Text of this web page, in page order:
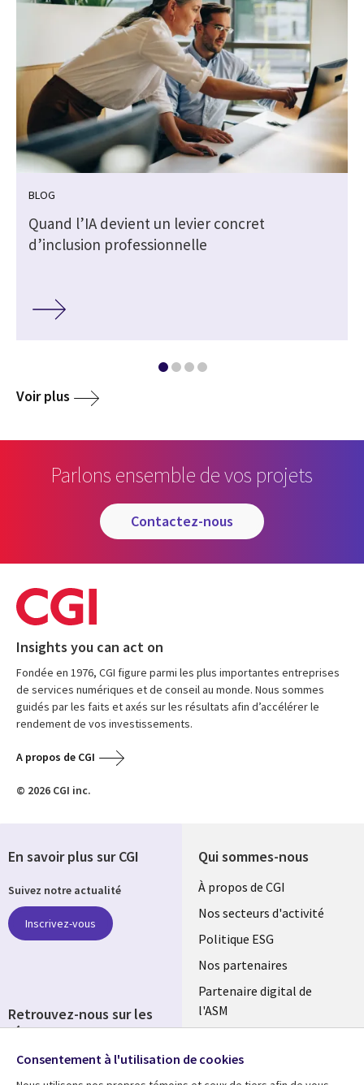
BLOG
Quand l’IA devient un levier concret
d’inclusion professionnelle
Voir plus
Parlons ensemble de vos projets
contactez-nous
Insights you can act on
Fondée en 1976, CGI figure parmi les plus importantes entreprises
de services numériques et de conseil au monde. Nous sommes
guidés par les faits et axés sur les résultats afin d’accélérer le
rendement de vos investissements.
A propos de CGI
© 2026 CGI inc.
Qui sommes-nous
Useful
links
FRANCE
À propos de CGI
Nos secteurs d'activité
Politique ESG
Nos partenaires
Partenaire digital de
l'ASM
Fusions
En savoir plus sur CGI
Suivez notre actualité
Inscrivez-vous
Retrouvez-nous sur les
réseaux
Social
Media
Consentement à l'utilisation de cookies